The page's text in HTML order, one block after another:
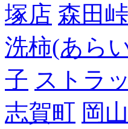
塚店 森田峠
洗柿(あら
子 ストラ
志賀町 岡